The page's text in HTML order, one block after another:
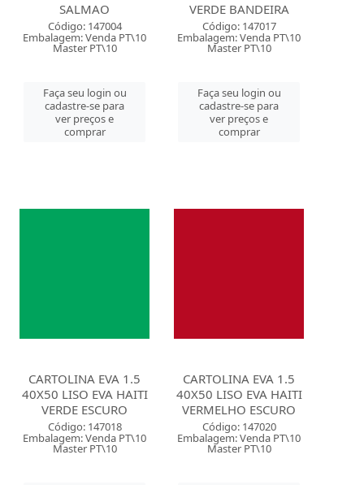
SALMAO
Código: 147004
Embalagem: Venda PT\10
Master PT\10
Faça seu login ou
cadastre-se para
ver preços e
comprar
VERDE BANDEIRA
Código: 147017
Embalagem: Venda PT\10
Master PT\10
Faça seu login ou
cadastre-se para
ver preços e
comprar
CARTOLINA EVA 1.5
40X50 LISO EVA HAITI
VERDE ESCURO
Código: 147018
Embalagem: Venda PT\10
Master PT\10
CARTOLINA EVA 1.5
40X50 LISO EVA HAITI
VERMELHO ESCURO
Código: 147020
Embalagem: Venda PT\10
Master PT\10